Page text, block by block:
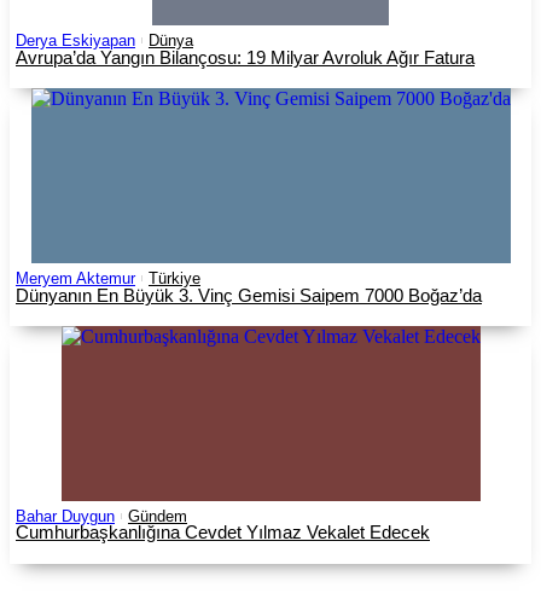
Derya Eskiyapan Dünya
Avrupa’da Yangın Bilançosu: 19 Milyar Avroluk Ağır Fatura
Meryem Aktemur Türkiye
Dünyanın En Büyük 3. Vinç Gemisi Saipem 7000 Boğaz’da
Bahar Duygun Gündem
Cumhurbaşkanlığına Cevdet Yılmaz Vekalet Edecek